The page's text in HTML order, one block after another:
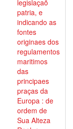
legislaçaõ
patria, e
indicando as
fontes
originaes dos
regulamentos
maritimos
das
principaes
praças da
Europa : de
ordem de
Sua Alteza